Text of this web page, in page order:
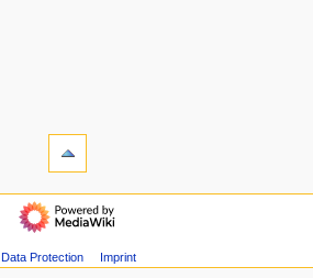
Data Protection Imprint